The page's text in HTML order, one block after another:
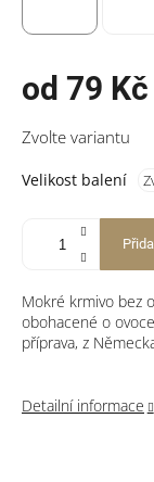
od 79 Kč
cena:
Zvolte variantu
Velikost balení
Mokré krmivo bez
obohacené o
příprava, z
Detailní informace